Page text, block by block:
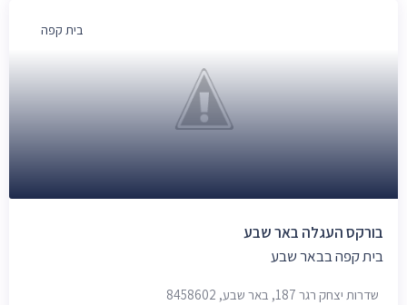
בית קפה
בורקס העגלה באר שבע
בית קפה בבאר שבע
שדרות יצחק רגר 187, באר שבע, 8458602